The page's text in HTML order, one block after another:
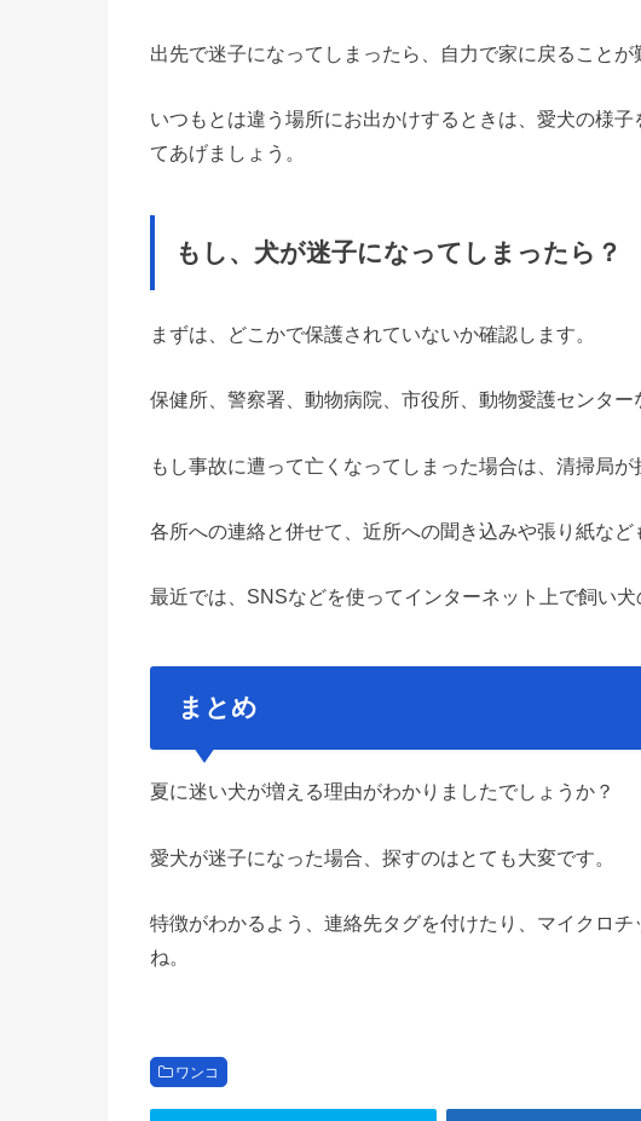
出先で迷子になってしまったら、自力で家に戻ることが
いつもとは違う場所にお出かけするときは、愛犬の様
てあげましょう。
もし、犬が迷子になってしまったら？
まずは、どこかで保護されていないか確認します。
保健所、警察署、動物病院、市役所、動物愛護センター
もし事故に遭って亡くなってしまった場合は、清掃局が
各所への連絡と併せて、近所への聞き込みや張り紙など
最近では、SNSなどを使ってインターネット上で飼い
まとめ
夏に迷い犬が増える理由がわかりましたでしょうか？
愛犬が迷子になった場合、探すのはとても大変です。
特徴がわかるよう、連絡先タグを付けたり、マイクロ
ね。
ワンコ